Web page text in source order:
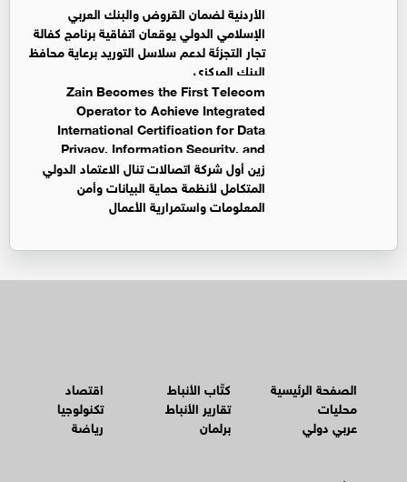
الأردنية لضمان القروض والبنك العربي
الإسلامي الدولي يوقعان اتفاقية برنامج كفالة
تجار التجزئة لدعم سلاسل التوريد برعاية محافظ
البنك المركزي
Zain Becomes the First Telecom
Operator to Achieve Integrated
International Certification for Data
Privacy, Information Security, and
Business Continuity Management Systems
زين أول شركة اتصالات تنال الاعتماد الدولي
المتكامل لأنظمة حماية البيانات وأمن
المعلومات واستمرارية الأعمال
الصفحة الرئيسية
محليات
عربي دولي
كتّاب الأنباط
تقارير الأنباط
برلمان
اقتصاد
تكنولوجيا
رياضة